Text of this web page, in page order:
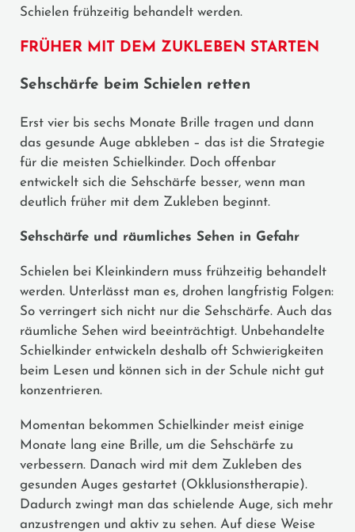
Schielen frühzeitig behandelt werden.
FRÜHER MIT DEM ZUKLEBEN STARTEN
Sehschärfe beim Schielen retten
Erst vier bis sechs Monate Brille tragen und dann
das gesunde Auge abkleben – das ist die Strategie
für die meisten Schielkinder. Doch offenbar
entwickelt sich die Sehschärfe besser, wenn man
deutlich früher mit dem Zukleben beginnt.
Sehschärfe und räumliches Sehen in Gefahr
Schielen bei Kleinkindern muss frühzeitig behandelt
werden. Unterlässt man es, drohen langfristig Folgen:
So verringert sich nicht nur die Sehschärfe. Auch das
räumliche Sehen wird beeinträchtigt. Unbehandelte
Schielkinder entwickeln deshalb oft Schwierigkeiten
beim Lesen und können sich in der Schule nicht gut
konzentrieren.
Momentan bekommen Schielkinder meist einige
Monate lang eine Brille, um die Sehschärfe zu
verbessern. Danach wird mit dem Zukleben des
gesunden Auges gestartet (Okklusionstherapie).
Dadurch zwingt man das schielende Auge, sich mehr
anzustrengen und aktiv zu sehen. Auf diese Weise